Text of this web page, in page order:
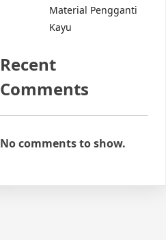
Material Pengganti
Kayu
Recent
Comments
No comments to show.